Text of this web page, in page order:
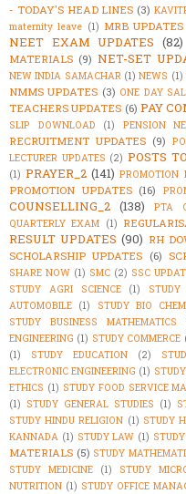
- TODAY'S HEAD LINES (3)
maternity leave (1) MRB UPDATES
NEET EXAM UPDATES (82)
MATERIALS (9) NET-SET
NEW INDIA SAMACHAR (1) NEWS (1)
NMMS UPDATES (3) ONE DAY
TEACHERS UPDATES (6) PAY
SLIP DOWNLOAD
(1) PENSION
RECRUITMENT UPDATES (9)
LECTURER UPDATES (2) POSTS
(1) PRAYER_2 (141) PROMOTION
PROMOTION UPDATES (16)
COUNSELLING_2 (138) PTA
QUARTERLY EXAM (1)
RESULT UPDATES (90) RH
SCHOLARSHIP UPDATES (6)
SHARE NOW (1) SMC (2) SSC
STUDY AGRI SCIENCE
(1)
AUTOMOBILE (1) STUDY BIO
STUDY BUSINESS MATHEMATICS
ENGINEERING (1) STUDY COMMERCE
(1)
STUDY EDUCATION (2)
ELECTRONIC ENGINEERING (1)
ETHICS (1) STUDY FOOD SERVICE
(1) STUDY GENERAL STUDIES (1)
STUDY HINDU RELIGION (1) STUDY
KANNADA (1) STUDY LAW (1)
MATERIALS (5) STUDY
STUDY MEDICINE
(1) STUDY
NUTRITION (1) STUDY OFFICE